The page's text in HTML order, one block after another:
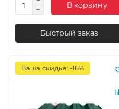
В корзину
Быстрый заказ
Ваша скидка: -16%